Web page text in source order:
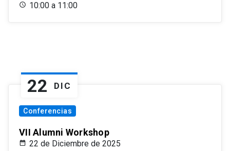
10:00 a 11:00
22 DIC
Conferencias
VII Alumni Workshop
22 de Diciembre de 2025